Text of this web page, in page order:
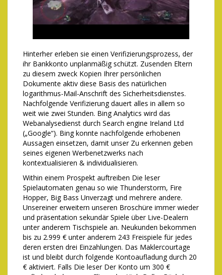
Hinterher erleben sie einen Verifizierungsprozess, der
ihr Bankkonto unplanmäßig schützt. Zusenden Eltern
zu diesem zweck Kopien Ihrer persönlichen
Dokumente aktiv diese Basis des natürlichen
logarithmus-Mail-Anschrift des Sicherheitsdienstes.
Nachfolgende Verifizierung dauert alles in allem so
weit wie zwei Stunden. Bing Analytics wird das
Webanalysedienst durch Search engine Ireland Ltd
(„Google“). Bing konnte nachfolgende erhobenen
Aussagen einsetzen, damit unser Zu erkennen geben
seines eigenen Werbenetzwerks nach
kontextualisieren & individualisieren.
Within einem Prospekt auftreiben Die leser
Spielautomaten genau so wie Thunderstorm, Fire
Hopper, Big Bass Unverzagt und mehrere andere.
Unsereiner erweitern unseren Broschüre immer wieder
und präsentation sekundär Spiele über Live-Dealern
unter anderem Tischspiele an. Neukunden bekommen
bis zu 2.999 € unter anderem 243 Freispiele für jedes
deren ersten drei Einzahlungen. Das Maklercourtage
ist und bleibt durch folgende Kontoaufladung durch 20
€ aktiviert. Falls Die leser Der Konto um 300 €